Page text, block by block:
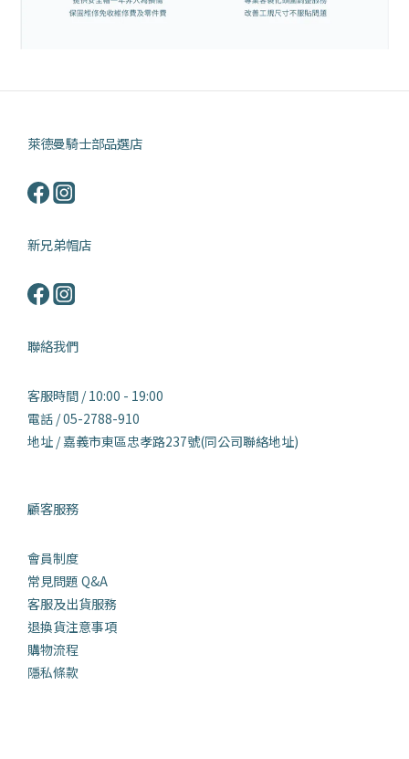
萊德曼騎士部品選店
新兄弟帽店
聯絡我們
客服時間 / 10:00 - 19:00
電話 / 05-2788-910
地址 / 嘉義市東區忠孝路237號(同公司聯絡地址)
顧客服務
會員制度
常見問題 Q&A
客服及出貨服務
退換貨注意事項
購物流程
隱私條款